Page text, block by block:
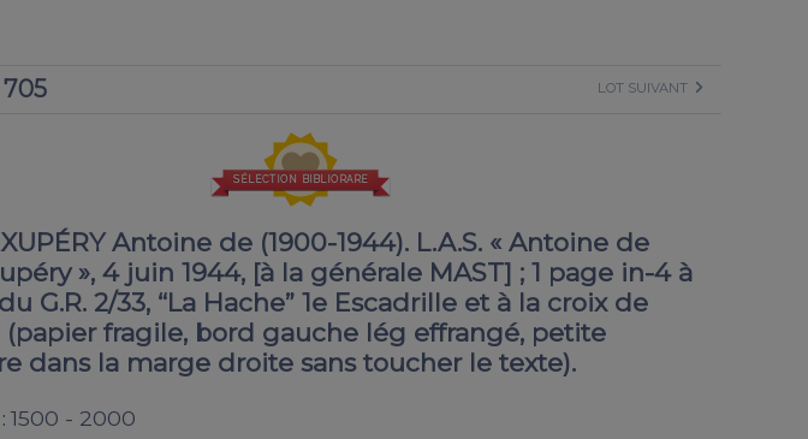
705 LOT SUIVANT
SÉLECTION BIBLIORARE
Antoine de (1900-1944). L.A.S. « Antoine de
», 4 juin 1944, [à la générale MAST] ; 1 page in-4 à
G.R. 2/33, “La Hache” 1e Escadrille et à la croix de
(papier fragile, bord gauche lég effrangé, petite
dans la marge droite sans toucher le texte).
1500 - 2000